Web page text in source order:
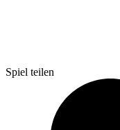
Spiel teilen